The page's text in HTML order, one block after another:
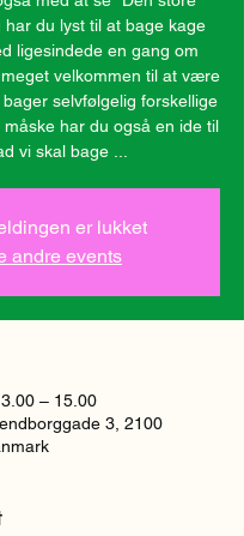
har du lyst til at bage kage
ligesindede en gang om
velkommen til at være
bager selvfølgelig forskellige
har du også en ide til
vi skal bage ...
er lukket
andre events
– 15.00
3, 2100